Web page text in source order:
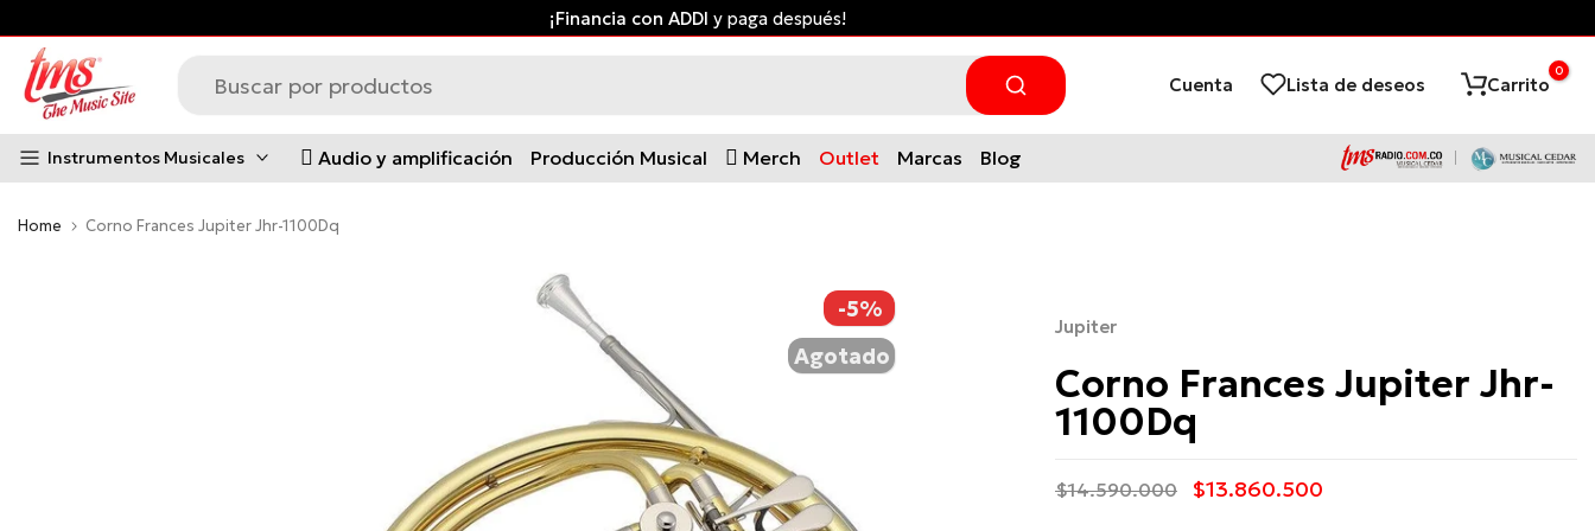
contenido
Envío gratis desde $300.000 a ciudades principales *Aplican Condiciones*
Cuenta Lista de deseos Carrito
0
Instrumentos Musicales Audio y amplificación Producción Musical Merch Outlet Marcas Blog
Home Corno Frances Jupiter Jhr-1100Dq
-5%
Agotado
Jupiter
Corno Frances Jupiter Jhr-
1100Dq
$14.590.000 $13.860.500